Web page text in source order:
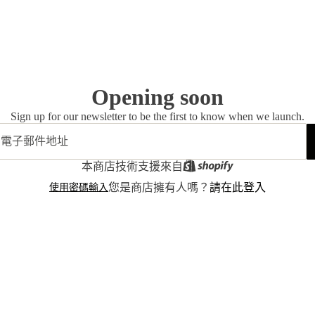
Opening soon
Sign up for our newsletter to be the first to know when we launch.
本商店技術支援來自
使用密碼輸入您是商店擁有人嗎？ 請在此登入